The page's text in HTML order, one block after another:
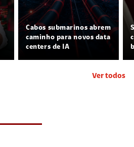
Cabos submarinos abrem
caminho para novos data
centers de IA
Ver todos